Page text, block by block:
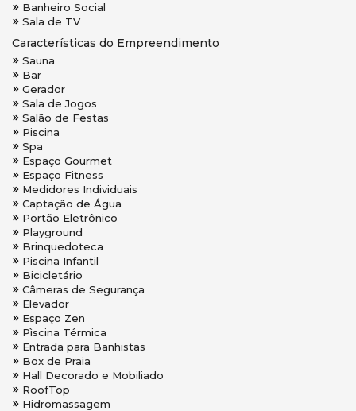
Banheiro Social
Sala de TV
Características do Empreendimento
Sauna
Bar
Gerador
Sala de Jogos
Salão de Festas
Piscina
Spa
Espaço Gourmet
Espaço Fitness
Medidores Individuais
Captação de Água
Portão Eletrônico
Playground
Brinquedoteca
Piscina Infantil
Bicicletário
Câmeras de Segurança
Elevador
Espaço Zen
Pìscina Térmica
Entrada para Banhistas
Box de Praia
Hall Decorado e Mobiliado
RoofTop
Hidromassagem